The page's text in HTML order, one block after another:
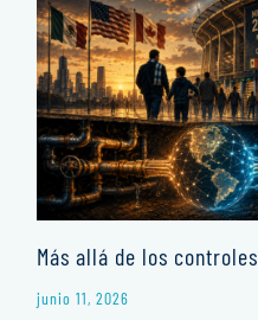
Más allá de los controles
junio 11, 2026